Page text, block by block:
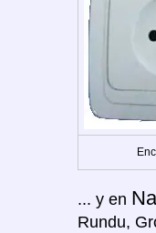
... y en
Rundu,